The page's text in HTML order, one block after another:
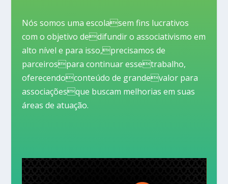
Nós somos uma escolasem fins lucrativos
com o objetivo dedifundir o associativismo em
alto nível e para isso,precisamos de
parceirospara continuar essetrabalho,
oferecendoconteúdo de grandevalor para
associaçõesque buscam melhorias em suas
áreas de atuação.